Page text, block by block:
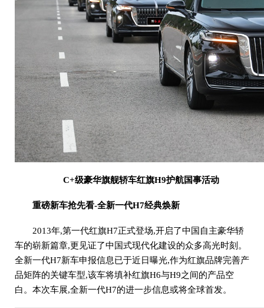
C+级豪华旗舰轿车红旗H9护航国事活动
重磅新车抢先看-全新一代H7经典焕新
2013年,第一代红旗H7正式登场,开启了中国自主豪华轿
车的崭新篇章,更见证了中国式现代化建设的众多高光时刻。
全新一代H7新车申报信息已于近日曝光,作为红旗品牌完善产
品矩阵的关键车型,该车将填补红旗H6与H9之间的产品空
白。本次车展,全新一代H7的进一步信息或将全球首发。